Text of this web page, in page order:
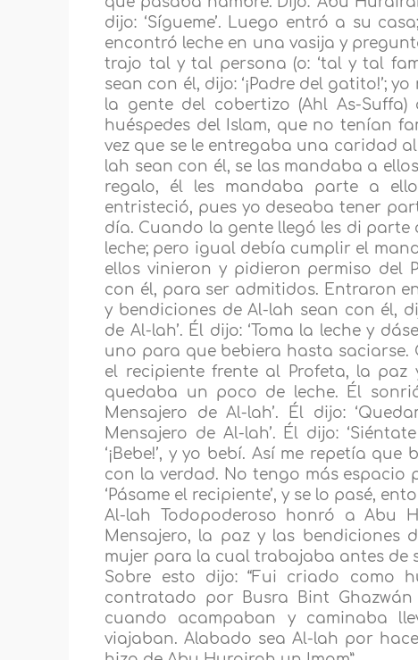
dijo: ‘Sígueme’. Luego entró a su
encontró leche en una vasija y
trajo tal y tal persona (o: ‘tal y tal
sean con él, dijo: ‘¡Padre del gatito!’;
la gente del cobertizo (Ahl As-
huéspedes del Islam, que no tenían
vez que se le entregaba una caridad
lah sean con él, se las mandaba a
regalo, él les mandaba parte a
entristeció, pues yo deseaba tener
día. Cuando la gente llegó les di parte
leche; pero igual debía cumplir el
ellos vinieron y pidieron permiso del
con él, para ser admitidos. Entraron
y bendiciones de Al-lah sean con él,
de Al-lah’. Él dijo: ‘Toma la leche y
uno para que bebiera hasta
el recipiente frente al Profeta, la
quedaba un poco de leche. Él
Mensajero de Al-lah’. Él dijo:
Mensajero de Al-lah’. Él dijo:
‘¡Bebe!’, y yo bebí. Así me repetía
con la verdad. No tengo más espacio
‘Pásame el recipiente’, y se lo pasé,
Al-lah Todopoderoso honró a Abu
Mensajero, la paz y las bendiciones
mujer para la cual trabajaba antes de
Sobre esto dijo: “Fui criado como
contratado por Busra Bint
cuando acampaban y caminaba
viajaban. Alabado sea Al-lah por